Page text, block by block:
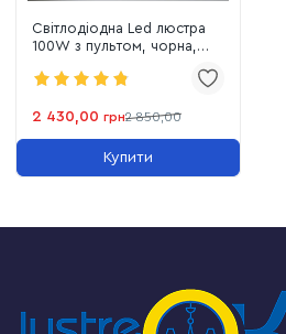
Світлодіодна Led люстра
100W з пультом, чорна,
FORSAGE
2 430,00 грн2 850,00
Купити